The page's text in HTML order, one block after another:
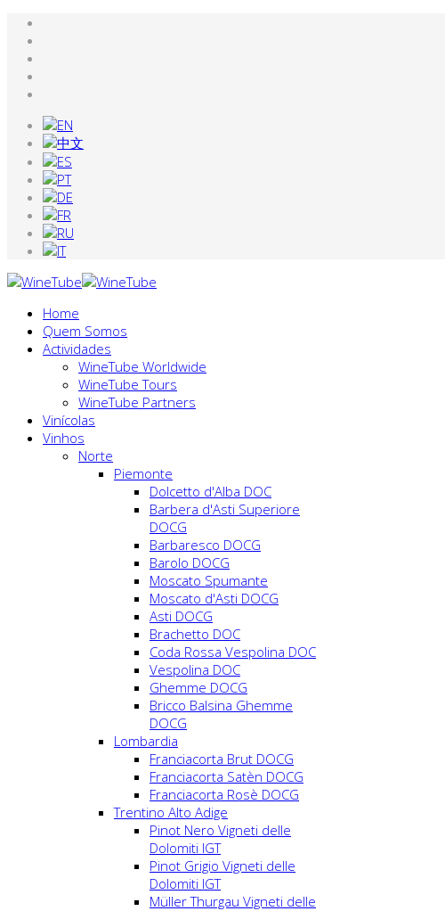
Home
Quem Somos
Actividades
WineTube Worldwide
WineTube Tours
WineTube Partners
Vinícolas
Vinhos
Norte
Piemonte
Dolcetto d'Alba DOC
Barbera d'Asti Superiore
DOCG
Barbaresco DOCG
Barolo DOCG
Moscato Spumante
Moscato d'Asti DOCG
Asti DOCG
Brachetto DOC
Coda Rossa Vespolina DOC
Vespolina DOC
Ghemme DOCG
Bricco Balsina Ghemme
DOCG
Lombardia
Franciacorta Brut DOCG
Franciacorta Satèn DOCG
Franciacorta Rosè DOCG
Trentino Alto Adige
Pinot Nero Vigneti delle
Dolomiti IGT
Pinot Grigio Vigneti delle
Dolomiti IGT
Müller Thurgau Vigneti delle